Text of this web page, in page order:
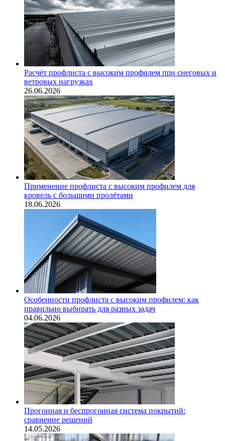
Расчёт профлиста с высоким профилем при снеговых и
ветровых нагрузках
26.06.2026
Применение профлиста с высоким профилем для
кровель с большими пролётами
18.06.2026
Особенности профлиста с высоким профилем: как
правильно выбирать для разных задач
04.06.2026
Прогонная и беспрогонная система покрытий:
сравнение решений
14.05.2026